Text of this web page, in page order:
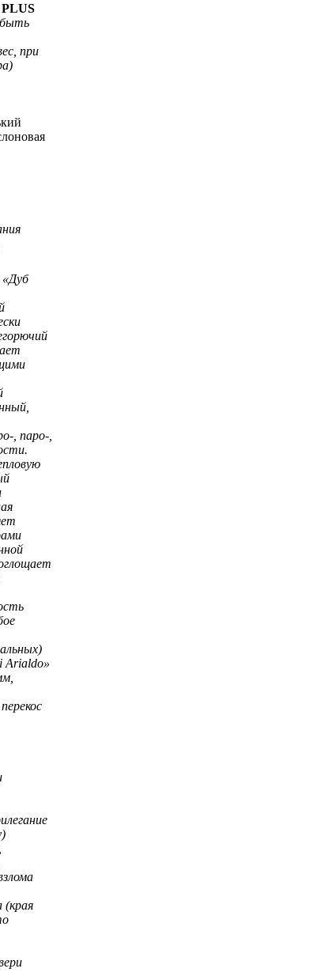
при
«Дуб
, паро-,
Arialdo»
(края